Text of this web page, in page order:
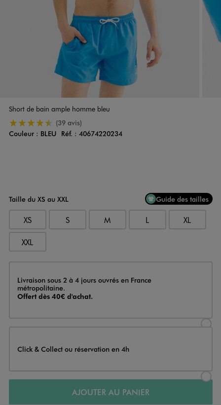
Short de bain ample homme bleu
4.5/5 de moyenne
(39 avis)
Couleur
Couleur : BLEU Réf. : 40674220234
Taille du XS au XXL Guide des tailles
XS S M L XL
XXL
Livraison
Livraison sous 2 à 4 jours ouvrés en France
métropolitaine.
Offert dès 40€ d'achat.
Click & Collect ou réservation en 4h
AJOUTER AU PANIER